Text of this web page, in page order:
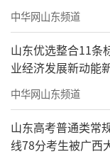
中华网山东频道
山东优选整合11条
业经济发展新动能
中华网山东频道
山东高考普通类常
线78分考生被广西